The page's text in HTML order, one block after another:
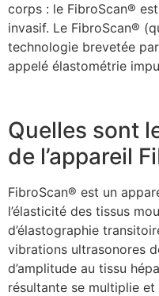
corps : le FibroScan®
invasif. Le FibroScan®
technologie brevetée
appelé élastométrie
Quelles sont
de l’appareil
FibroScan® est un
l’élasticité des tissus
d’élastographie
vibrations ultrasonores
d’amplitude au tissu
résultante se multiplie